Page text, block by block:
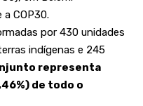
a COP30.
por 430 unidades
indígenas e 245
representa
de todo o